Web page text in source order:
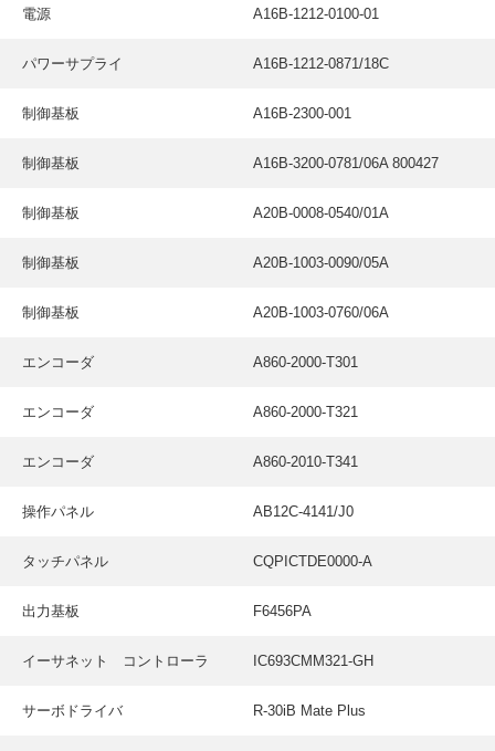
電源 A16B-1212-0100-01
パワーサプライ A16B-1212-0871/18C
制御基板 A16B-2300-001
制御基板 A16B-3200-0781/06A 800427
制御基板 A20B-0008-0540/01A
制御基板 A20B-1003-0090/05A
制御基板 A20B-1003-0760/06A
エンコーダ A860-2000-T301
エンコーダ A860-2000-T321
エンコーダ A860-2010-T341
操作パネル AB12C-4141/J0
タッチパネル CQPICTDE0000-A
出力基板 F6456PA
イーサネット コントローラ IC693CMM321-GH
サーボドライバ R-30iB Mate Plus